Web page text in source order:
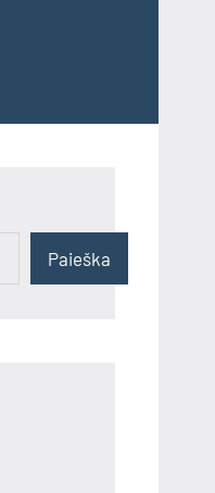
Paieška